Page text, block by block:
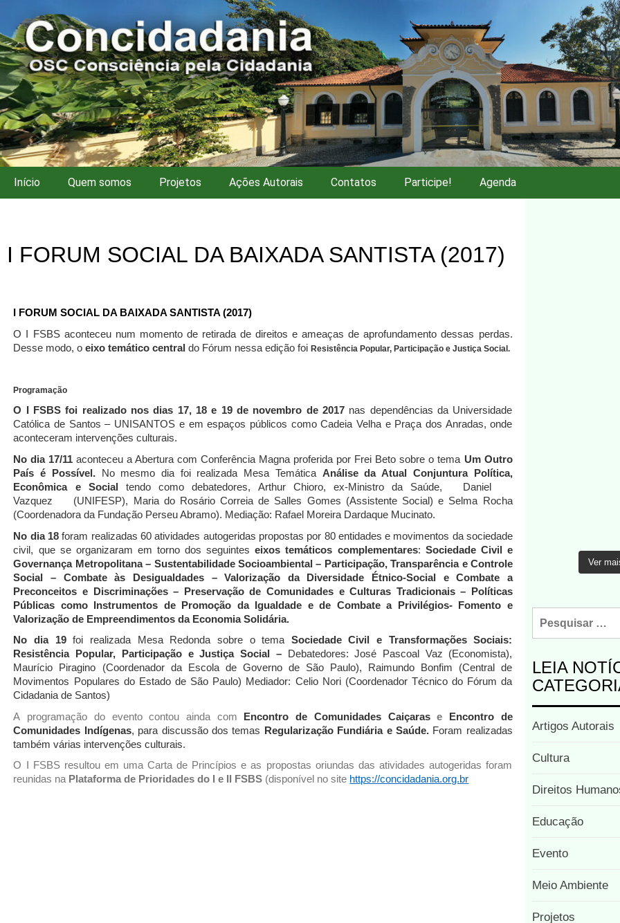
Início Quem somos Projetos Ações Autorais Contatos Participe! Agenda
I FORUM SOCIAL DA BAIXADA SANTISTA (2017)
FORUM SOCIAL DA BAIXADA SANTISTA (2017)
O
FSBS aconteceu num momento de retirada de direitos e ameaças de aprofundamento dessas perdas.
Desse modo, oeixo temático centraldo Fórum nessa edição foiResistência Popular, Participação e Justiça Social.
Programação
O I FSBS foi realizado nos dias 17, 18 e 19 de novembro de 2017 nas dependências da Universidade
Católica de Santos – UNISANTOS e em espaços públicos como Cadeia Velha e Praça dos Anradas, onde
aconteceram intervenções culturais.
No dia 17/11aconteceu a Abertura com Conferência Magna proferida por Frei Beto sobre o tema Um Outro
País é Possível.
No mesmo dia foi realizada Mesa Temática Análise da Atual Conjuntura
Política,
Econômica
e Social tendo como debatedores, Arthur Chioro, ex-Ministro da Saúde,
Daniel
Vazquez
(UNIFESP), Maria do Rosário Correia de Salles Gomes (Assistente Social) e Selma Rocha
(Coordenadora da Fundação Perseu Abramo). Mediação: Rafael Moreira Dardaque Mucinato.
No dia 18 foram realizadas 60 atividades autogeridas propostas por 80 entidades e movimentos da sociedade
civil, que se organizaram em torno dos seguinteseixos temáticos complementares: Sociedade Civil e
Governança Metropolitana – Sustentabilidade Socioambiental – Participação, Transparência e Controle
Social
– Combate às Desigualdades
– Valorização da Diversidade Étnico-Social e Combate a
Preconceitos e Discriminações – Preservação de Comunidades e Culturas Tradicionais – Políticas
Públicas como Instrumentos de Promoção da Igualdade e de Combate a Privilégios- Fomento e
Valorização de Empreendimentos da Economia Solidária.
No dia 19foi realizada Mesa Redonda sobre o tema Sociedade Civil e Transformações Sociais:
Resistência
Popular, Participação e Justiça Social – Debatedores: José Pascoal Vaz
(Economista),
Maurício
Piragino (Coordenador da Escola de Governo de São Paulo), Raimundo Bonfim
(Central de
Movimentos
Populares do Estado de São Paulo) Mediador: Celio Nori (Coordenador Técnico do Fórum da
Cidadania de Santos)
A
programação do evento contou ainda com Encontro de Comunidades Caiçarase Encontro
de
Comunidades Indígenas, para discussão dos temas Regularização Fundiária e Saúde. Foram realizadas
também várias intervenções culturais.
O
FSBS resultou em uma Carta de Princípios e as propostas oriundas das atividades autogeridas foram
reunidas na Plataforma de Prioridades do I e II FSBS (disponível no site https://concidadania.org.br
Ver
LEIA
Artigos Autorais
Cultura
Direitos
Educação
Evento
Meio Ambiente
Projetos